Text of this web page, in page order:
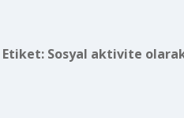
Etiket: Sosyal aktivite